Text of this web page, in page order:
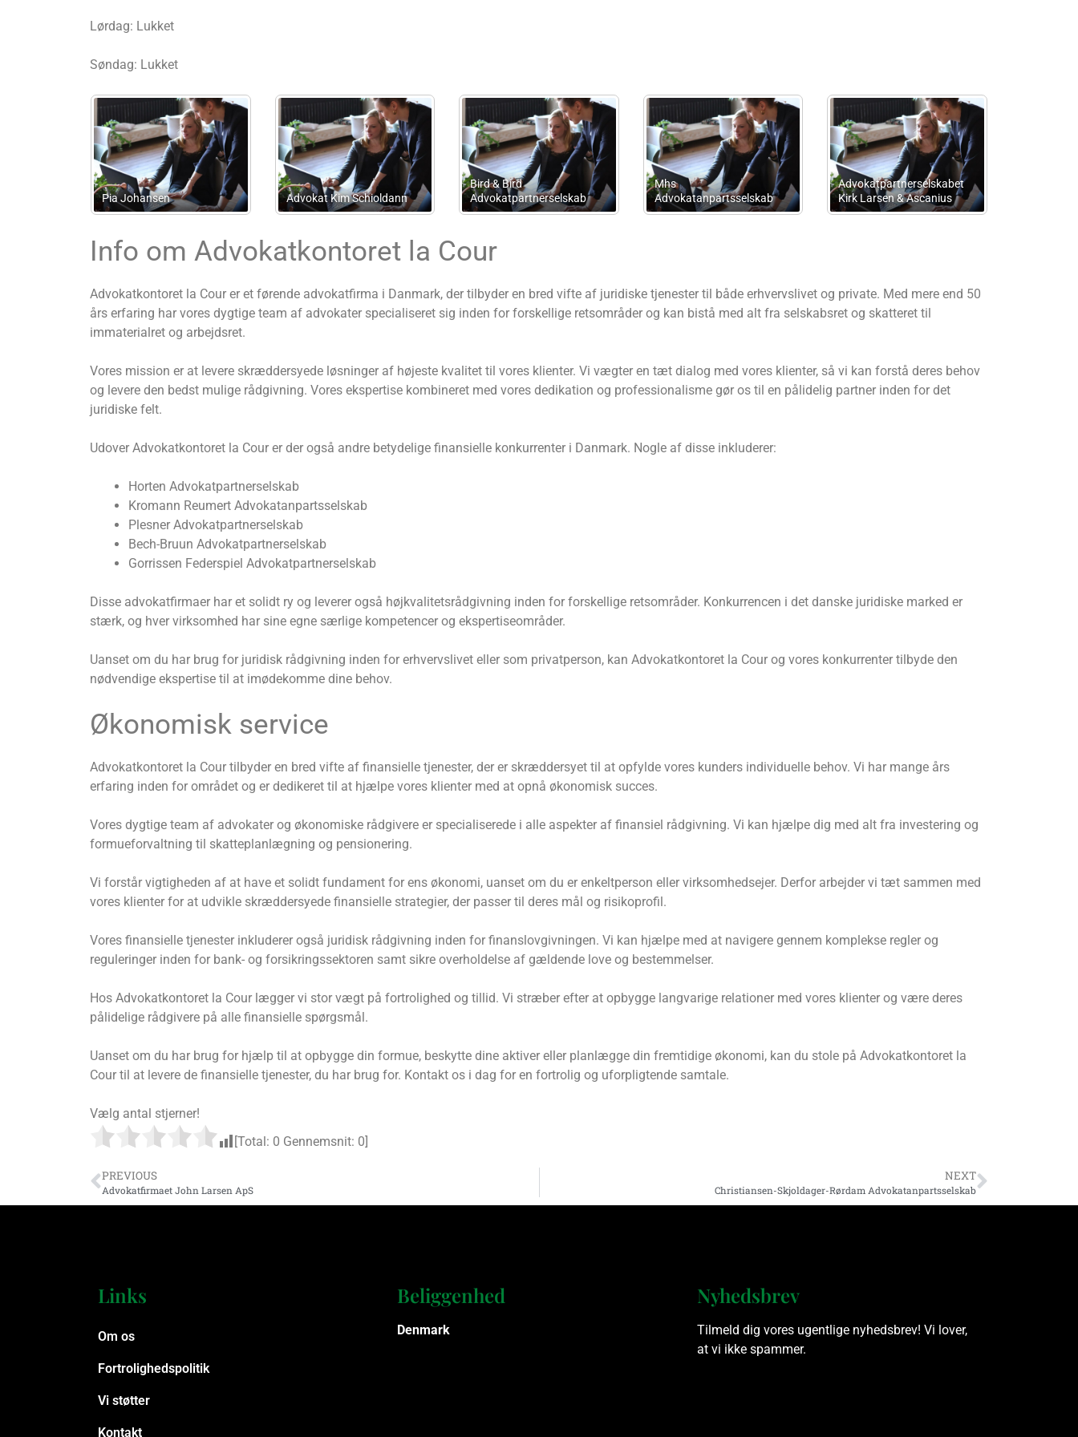
Lørdag: Lukket
Søndag: Lukket
Advokatanpartsselskab
Advokatpartnerselskabet
Kirk Larsen & Ascanius
GS Administration
Regnskabshjælp v/Jeanne
Rasmussen
ErstatningsAdvokaterne
Innova Advokatfirma
Advokatpartnerselskab
Info om Advokatkontoret la Cour
Advokatkontoret la Cour er et førende advokatfirma i Danmark, der tilbyder en bred vifte af juridiske tjenester til både erhvervslivet og private. Med mere end 50
års erfaring har vores dygtige team af advokater specialiseret sig inden for forskellige retsområder og kan bistå med alt fra selskabsret og skatteret til
immaterialret og arbejdsret.
Vores mission er at levere skræddersyede løsninger af højeste kvalitet til vores klienter. Vi vægter en tæt dialog med vores klienter, så vi kan forstå deres behov
og levere den bedst mulige rådgivning. Vores ekspertise kombineret med vores dedikation og professionalisme gør os til en pålidelig partner inden for det
juridiske felt.
Udover Advokatkontoret la Cour er der også andre betydelige finansielle konkurrenter i Danmark. Nogle af disse inkluderer:
Horten Advokatpartnerselskab
Kromann Reumert Advokatanpartsselskab
Plesner Advokatpartnerselskab
Bech-Bruun Advokatpartnerselskab
Gorrissen Federspiel Advokatpartnerselskab
Disse advokatfirmaer har et solidt ry og leverer også højkvalitetsrådgivning inden for forskellige retsområder. Konkurrencen i det danske juridiske marked er
stærk, og hver virksomhed har sine egne særlige kompetencer og ekspertiseområder.
Uanset om du har brug for juridisk rådgivning inden for erhvervslivet eller som privatperson, kan Advokatkontoret la Cour og vores konkurrenter tilbyde den
nødvendige ekspertise til at imødekomme dine behov.
Økonomisk service
Advokatkontoret la Cour tilbyder en bred vifte af finansielle tjenester, der er skræddersyet til at opfylde vores kunders individuelle behov. Vi har mange års
erfaring inden for området og er dedikeret til at hjælpe vores klienter med at opnå økonomisk succes.
Vores dygtige team af advokater og økonomiske rådgivere er specialiserede i alle aspekter af finansiel rådgivning. Vi kan hjælpe dig med alt fra investering og
formueforvaltning til skatteplanlægning og pensionering.
Vi forstår vigtigheden af ​​at have et solidt fundament for ens økonomi, uanset om du er enkeltperson eller virksomhedsejer. Derfor arbejder vi tæt sammen med
vores klienter for at udvikle skræddersyede finansielle strategier, der passer til deres mål og risikoprofil.
Vores finansielle tjenester inkluderer også juridisk rådgivning inden for finanslovgivningen. Vi kan hjælpe med at navigere gennem komplekse regler og
reguleringer inden for bank- og forsikringssektoren samt sikre overholdelse af gældende love og bestemmelser.
Hos Advokatkontoret la Cour lægger vi stor vægt på fortrolighed og tillid. Vi stræber efter at opbygge langvarige relationer med vores klienter og være deres
pålidelige rådgivere på alle finansielle spørgsmål.
Uanset om du har brug for hjælp til at opbygge din formue, beskytte dine aktiver eller planlægge din fremtidige økonomi, kan du stole på Advokatkontoret la
Cour til at levere de finansielle tjenester, du har brug for. Kontakt os i dag for en fortrolig og uforpligtende samtale.
Vælg antal stjerner!
[Total: 0 Gennemsnit: 0]
PREVIOUS
Advokatfirmaet John Larsen ApS
NEXT
Christiansen-Skjoldager-Rørdam Advokatanpartsselskab
Links
Om os
Fortrolighedspolitik
Vi støtter
Kontakt
Beliggenhed
Denmark
Nyhedsbrev
Tilmeld dig vores ugentlige nyhedsbrev! Vi lover,
at vi ikke spammer.